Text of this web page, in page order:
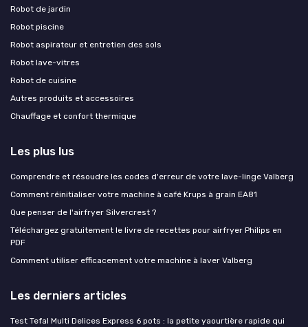
Robot de jardin
Robot piscine
Robot aspirateur et entretien des sols
Robot lave-vitres
Robot de cuisine
Autres produits et accessoires
Chauffage et confort thermique
Les plus lus
Comprendre et résoudre les codes d'erreur de votre lave-linge Valberg
Comment réinitialiser votre machine à café Krups à grain EA81
Que penser de l'airfryer Silvercrest ?
Téléchargez gratuitement le livre de recettes pour airfryer Philips en
PDF
Comment utiliser efficacement votre machine à laver Valberg
Les derniers articles
Test Tefal Multi Delices Express 6 pots : la petite yaourtière rapide qui